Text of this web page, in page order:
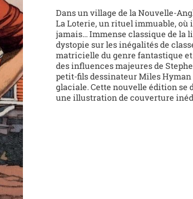
Dans un village de la Nouvelle-
La Loterie, un rituel immuable, où
jamais... Immense classique de
dystopie sur les inégalités de
matricielle du genre fantastique
des influences majeures de
petit-fils dessinateur Miles
glaciale. Cette nouvelle édition
une illustration de couverture